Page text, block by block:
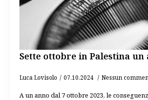
Sette ottobre in Palestina un
Luca Lovisolo 07.10.2024 Nessun
A un anno dal 7 ottobre 2023, le